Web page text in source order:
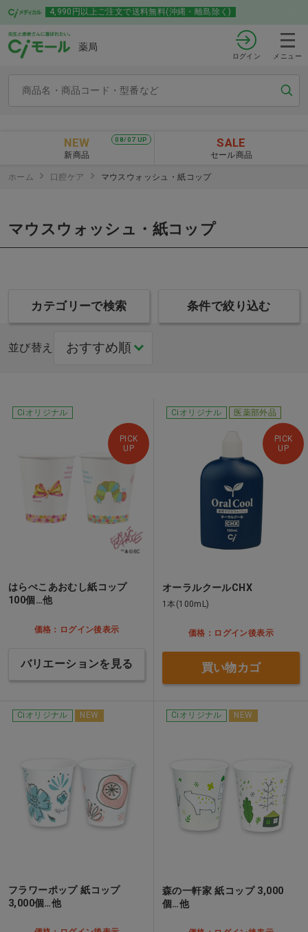
4,990円以上ご注文で送料無料(沖縄・離島除く)
薬局
ログイン メニュー
08/07 UP
NEW
新商品
SALE
セール商品
ホーム 口腔ケア マウスウォッシュ・紙コップ
マウスウォッシュ・紙コップ
カテゴリーで検索 条件で絞り込む
並び替え
PICK
UP
Ciオリジナル
はらぺこあおむし紙コップ
100個…他
価格：ログイン後表示
バリエーションを見る
PICK
UP
Ciオリジナル 医薬部外品
オーラルクールCHX
1本(100mL)
価格：ログイン後表示
買い物カゴ
Ciオリジナル NEW
フラワーポップ 紙コップ
3,000個…他
Ciオリジナル NEW
森の一軒家 紙コップ 3,000
個…他